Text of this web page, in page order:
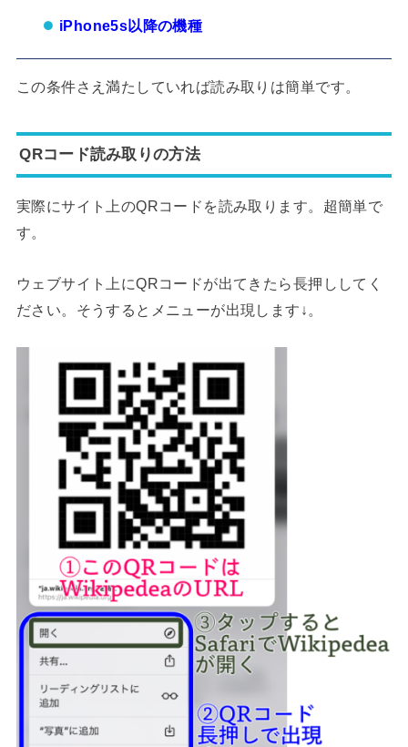
iPhone5s以降の機種
この条件さえ満たしていれば読み取りは簡単です。
QRコード読み取りの方法
実際にサイト上のQRコードを読み取ります。超簡単で
す。
ウェブサイト上にQRコードが出てきたら長押ししてく
ださい。そうするとメニューが出現します↓。